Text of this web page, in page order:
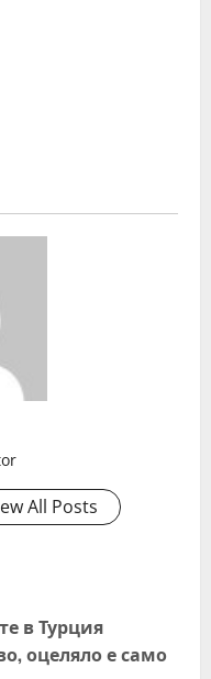
All Posts
в Турция
оцеляло е само